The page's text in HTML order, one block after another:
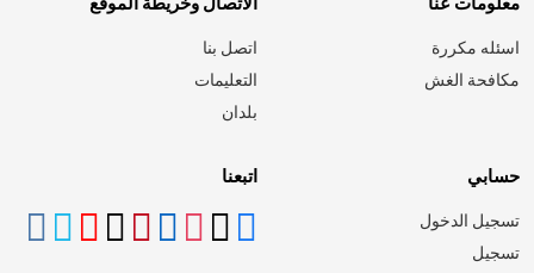
اسئله مكررة
مكافحة الغش
اتصل بنا
التعليمات
بلدان
حسابي
تسجيل الدخول
تسجيل
اتبعنا